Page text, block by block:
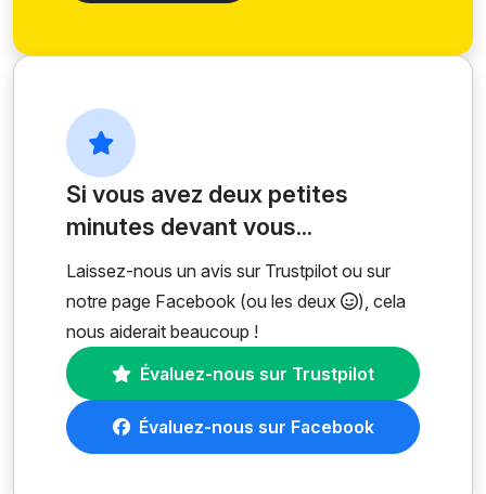
Si vous avez deux petites
minutes devant vous...
Laissez-nous un avis sur Trustpilot ou sur
notre page Facebook (ou les deux
), cela
nous aiderait beaucoup !
Évaluez-nous sur Trustpilot
Évaluez-nous sur Facebook